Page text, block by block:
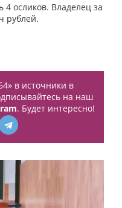
4 осликов. Владелец за
рублей.
в источники в
на наш
. Будет интересно!